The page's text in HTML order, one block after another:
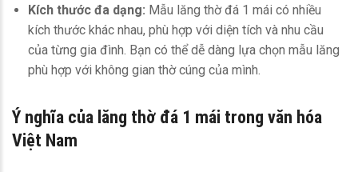
Kích thước đa dạng: Mẫu lăng thờ đá 1 mái có nhiều
kích thước khác nhau, phù hợp với diện tích và nhu cầu
của từng gia đình. Bạn có thể dễ dàng lựa chọn mẫu lăng
phù hợp với không gian thờ cúng của mình.
Ý nghĩa của lăng thờ đá 1 mái trong văn hóa
Việt Nam